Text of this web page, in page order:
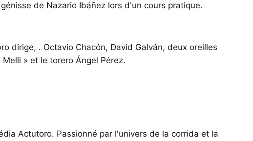
de Nazario Ibáñez lors d'un cours pratique.
dirige, . Octavio Chacón, David Galván, deux oreilles
» et le torero Ángel Pérez.
Actutoro. Passionné par l'univers de la corrida et la